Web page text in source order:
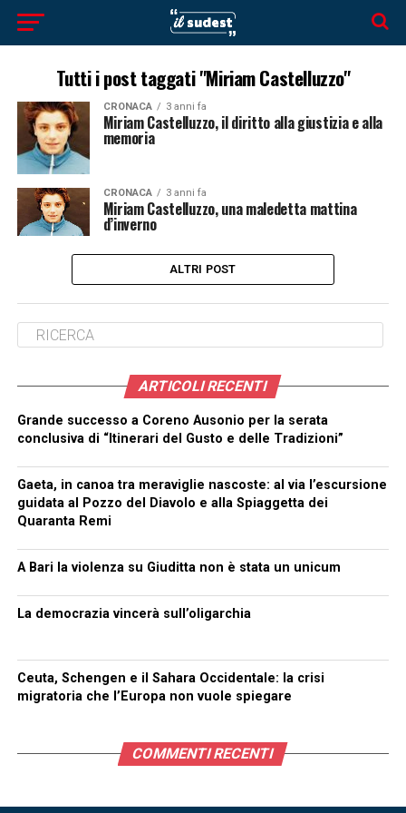
Tutti i post taggati "Miriam Castelluzzo"
CRONACA 3 anni fa
Miriam Castelluzzo, il diritto alla giustizia e alla
memoria
CRONACA 3 anni fa
Miriam Castelluzzo, una maledetta mattina
d’inverno
ALTRI POST
ARTICOLI RECENTI
Grande successo a Coreno Ausonio per la serata
conclusiva di “Itinerari del Gusto e delle Tradizioni”
Gaeta, in canoa tra meraviglie nascoste: al via l’escursione
guidata al Pozzo del Diavolo e alla Spiaggetta dei
Quaranta Remi
A Bari la violenza su Giuditta non è stata un unicum
La democrazia vincerà sull’oligarchia
Ceuta, Schengen e il Sahara Occidentale: la crisi
migratoria che l’Europa non vuole spiegare
COMMENTI RECENTI